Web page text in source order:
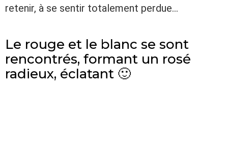
retenir, à se sentir totalement perdue…
Le rouge et le blanc se sont
rencontrés, formant un rosé
radieux, éclatant 🙂